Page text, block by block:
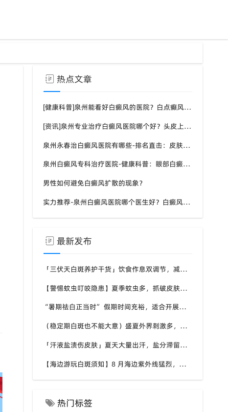
热点文章
[健康科普]泉州能看好白癜风的医院？白点癫风需要注意什么饮食？
[资讯]泉州专业治疗白癜风医院哪个好？头皮上有一块白色厚厚的头皮？
泉州永春治白癜风医院有哪些-排名直击：皮肤白斑是什么原因导致的？
泉州白癜风专科治疗医院-健康科普：眼部白癜风症状？
男性如何避免白癜风扩散的现象？
实力推荐-泉州白癜风医院哪个医生好？白癜风症状表现都有什么？
最新发布
「三伏天白斑养护干货」饮食作息双调节，减少白斑加重诱因，福建泉州中科白癜风医院为福建白斑群体科普实用知识
【警惕蚊虫叮咬隐患】夏季蚊虫多，抓破皮肤易触发同形反应，福建泉州中科白癜风医院提醒白癜风患者做好防蚊护理
“暑期祛白正当时” 假期时间充裕，适合开展白斑系统干预，福建泉州中科白癜风医院分型分期定制白斑康复方案
（稳定期白斑也不能大意）盛夏外界刺激多，忽视防护也会复发，福建泉州中科白癜风医院分享白癜风夏季维持护理知识
「汗液盐渍伤皮肤」夏天大量出汗，盐分滞留刺激白斑患处，福建泉州中科白癜风医院讲解白癜风患者夏日皮肤清洁要点
【海边游玩白斑须知】8 月海边紫外线猛烈，白斑部位缺少黑色素保护，福建泉州中科白癜风医院科普出游白斑防护方案
热门标签